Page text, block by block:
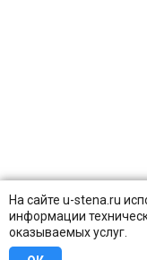
На сайте u-stena.ru
информации
оказываемых услуг.